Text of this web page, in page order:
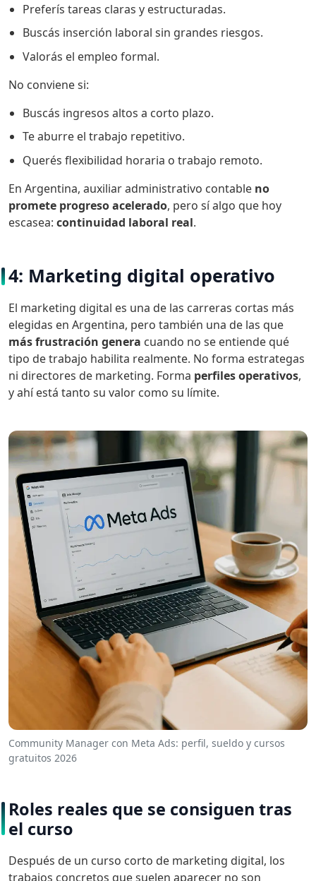
Preferís tareas claras y estructuradas.
Buscás inserción laboral sin grandes riesgos.
Valorás el empleo formal.
No conviene si:
Buscás ingresos altos a corto plazo.
Te aburre el trabajo repetitivo.
Querés flexibilidad horaria o trabajo remoto.
En Argentina, auxiliar administrativo contable no
promete progreso acelerado, pero sí algo que hoy
escasea: continuidad laboral real.
4: Marketing digital operativo
El marketing digital es una de las carreras cortas más
elegidas en Argentina, pero también una de las que
más frustración genera cuando no se entiende qué
tipo de trabajo habilita realmente. No forma estrategas
ni directores de marketing. Forma perfiles operativos,
y ahí está tanto su valor como su límite.
Community Manager con Meta Ads: perfil, sueldo y cursos
gratuitos 2026
Roles reales que se consiguen tras
el curso
Después de un curso corto de marketing digital, los
trabajos concretos que suelen aparecer no son